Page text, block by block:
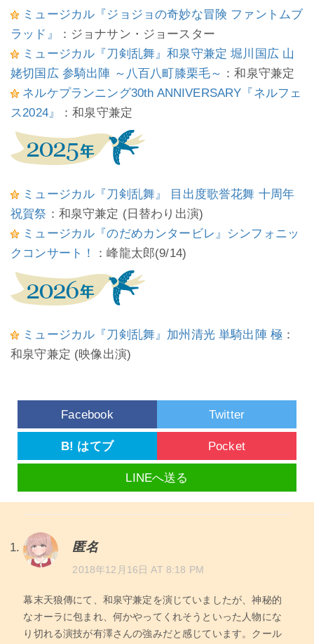
ミュージカル『ジョジョの奇妙な冒険 ファントムブ
ラッド』
：ジョナサン・ジョースター
ミュージカル『刀剣乱舞』和泉守兼定 堀川国広 山
姥切国広 参騎出陣 ～八百八町膝栗毛～ ：和泉守兼定
ネルケプランニング30th ANNIVERSARY『ネルフェ
ス2024』
：和泉守兼定
ミュージカル『刀剣乱舞』 目出度歌誉花舞 十周年
祝賀祭 ：和泉守兼定 (日替わり出演)
ミュージカル『のだめカンタービレ』シンフォニッ
クコンサート！
：峰龍太郎(9/14)
ミュージカル『刀剣乱舞』加州清光 単騎出陣 極 ：
和泉守兼定 (映像出演)
Facebook Twitter
B! はてブ Pocket
LINEへ送る
匿名
2018年12月16日 AT 8:18 PM
幕末天狼傳にて、和泉守兼定を演じていましたが、神秘的
なオーラに包まれ、何かやってくれそうといった人物にな
り切れる演技が有澤さんの強みだと感じています。クール